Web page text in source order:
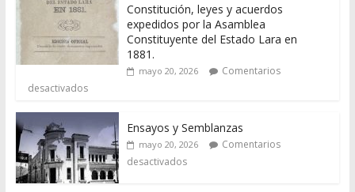
Constitución, leyes y acuerdos
expedidos por la Asamblea
Constituyente del Estado Lara en
1881.
mayo 20, 2026
Comentarios
desactivados
Ensayos y Semblanzas
mayo 20, 2026
Comentarios
desactivados